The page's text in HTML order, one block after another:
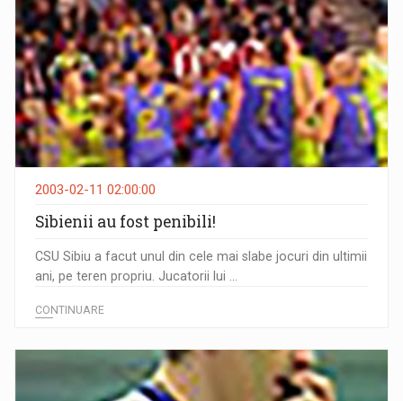
2003-02-11 02:00:00
Sibienii au fost penibili!
CSU Sibiu a facut unul din cele mai slabe jocuri din ultimii
ani, pe teren propriu. Jucatorii lui ...
CONTINUARE